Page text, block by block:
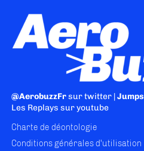
@AerobuzzFrsur twitter |
Les Replays sur youtube
Charte de déontologie
Conditions générales d'utilisation